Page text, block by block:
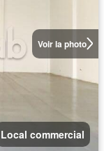
Voir la photo
Local commercial